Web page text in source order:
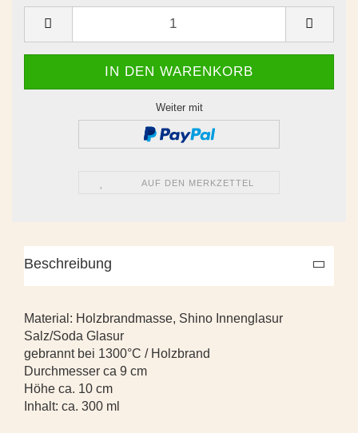
Weiter mit
AUF DEN MERKZETTEL
Beschreibung
Material: Holzbrandmasse, Shino Innenglasur
Salz/Soda Glasur
gebrannt bei 1300°C / Holzbrand
Durchmesser ca 9 cm
Höhe ca. 10 cm
Inhalt: ca. 300 ml